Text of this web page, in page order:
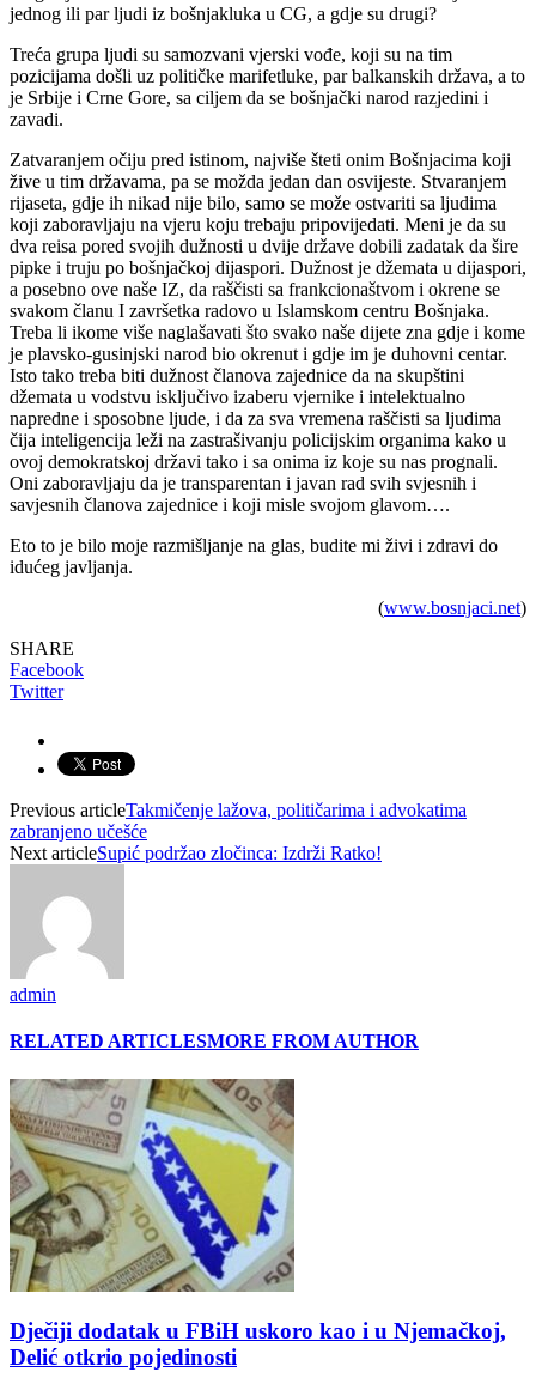
jednog ili par ljudi iz bošnjakluka u CG, a gdje su drugi?
Treća grupa ljudi su samozvani vjerski vođe, koji su na tim
pozicijama došli uz političke marifetluke, par balkanskih država, a to
je Srbije i Crne Gore, sa ciljem da se bošnjački narod razjedini i
zavadi.
Zatvaranjem očiju pred istinom, najviše šteti onim Bošnjacima koji
žive u tim državama, pa se možda jedan dan osvijeste. Stvaranjem
rijaseta, gdje ih nikad nije bilo, samo se može ostvariti sa ljudima
koji zaboravljaju na vjeru koju trebaju pripovijedati. Meni je da su
dva reisa pored svojih dužnosti u dvije države dobili zadatak da šire
pipke i truju po bošnjačkoj dijaspori. Dužnost je džemata u dijaspori,
a posebno ove naše IZ, da raščisti sa frankcionaštvom i okrene se
svakom članu I završetka radovo u Islamskom centru Bošnjaka.
Treba li ikome više naglašavati što svako naše dijete zna gdje i kome
je plavsko-gusinjski narod bio okrenut i gdje im je duhovni centar.
Isto tako treba biti dužnost članova zajednice da na skupštini
džemata u vodstvu isključivo izaberu vjernike i intelektualno
napredne i sposobne ljude, i da za sva vremena raščisti sa ljudima
čija inteligencija leži na zastrašivanju policijskim organima kako u
ovoj demokratskoj državi tako i sa onima iz koje su nas prognali.
Oni zaboravljaju da je transparentan i javan rad svih svjesnih i
savjesnih članova zajednice i koji misle svojom glavom….
Eto to je bilo moje razmišljanje na glas, budite mi živi i zdravi do
idućeg javljanja.
(www.bosnjaci.net)
SHARE
Facebook
Twitter
Previous articleTakmičenje lažova, političarima i advokatima
zabranjeno učešće
Next articleSupić podržao zločinca: Izdrži Ratko!
admin
RELATED ARTICLESMORE FROM AUTHOR
Dječiji dodatak u FBiH uskoro kao i u Njemačkoj,
Delić otkrio pojedinosti